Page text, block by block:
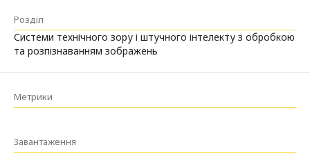
Розділ
Системи технічного зору і штучного інтелекту з обробкою
та розпізнаванням зображень
Метрики
Завантаження